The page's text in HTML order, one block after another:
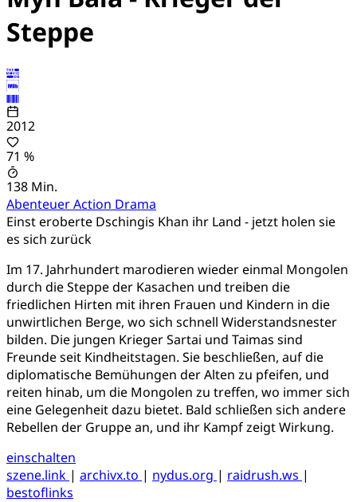
Steppe
2012
71 %
138 Min.
AbenteuerAction Drama
Einst eroberte Dschingis Khan ihr Land - jetzt holen sie
es sich zurück
Im 17. Jahrhundert marodieren wieder einmal Mongolen
durch die Steppe der Kasachen und treiben die
friedlichen Hirten mit ihren Frauen und Kindern in die
unwirtlichen Berge, wo sich schnell Widerstandsnester
bilden. Die jungen Krieger Sartai und Taimas sind
Freunde seit Kindheitstagen. Sie beschließen, auf die
diplomatische Bemühungen der Alten zu pfeifen, und
reiten hinab, um die Mongolen zu treffen, wo immer sich
eine Gelegenheit dazu bietet. Bald schließen sich andere
Rebellen der Gruppe an, und ihr Kampf zeigt Wirkung.
einschalten
szene.link | archivx.to | nydus.org | raidrush.ws |
bestoflinks